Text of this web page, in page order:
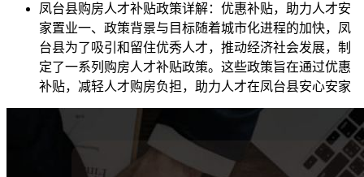
凤台县购房人才补贴政策详解：优惠补贴，助力人才安
家置业一、政策背景与目标随着城市化进程的加快，凤
台县为了吸引和留住优秀人才，推动经济社会发展，制
定了一系列购房人才补贴政策。这些政策旨在通过优惠
补贴，减轻人才购房负担，助力人才在凤台县安心安家